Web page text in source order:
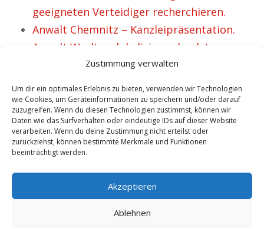
Zustimmung verwalten
Um dir ein optimales Erlebnis zu bieten, verwenden wir Technologien
wie Cookies, um Geräteinformationen zu speichern und/oder darauf
zuzugreifen. Wenn du diesen Technologien zustimmst, können wir
Daten wie das Surfverhalten oder eindeutige IDs auf dieser Website
verarbeiten. Wenn du deine Zustimmung nicht erteilst oder
zurückziehst, können bestimmte Merkmale und Funktionen
beeinträchtigt werden.
Akzeptieren
Ablehnen
geeigneten Verteidiger recherchieren.
Anwalt Chemnitz – Kanzleipräsentation.
Anwalt Werlte – lokalisieren bzgl. top
Rechtsberater
Anwalt Freiberg – finden für top
Rechtsberater
Anwalt Moers – Mandantenaquise.
Anwalt Waadt – Sofort top Jurist
entdecken.
Anwalt Westerburg – treffen für
geeigneten Rechtsberater